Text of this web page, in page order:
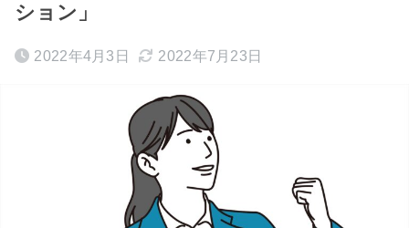
ション」
2022年4月3日 2022年7月23日